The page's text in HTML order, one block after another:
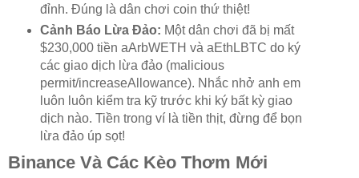
đỉnh. Đúng là dân chơi coin thứ thiệt!
Cảnh Báo Lừa Đảo: Một dân chơi đã bị mất
$230,000 tiền aArbWETH và aEthLBTC do ký
các giao dịch lừa đảo (malicious
permit/increaseAllowance). Nhắc nhở anh em
luôn luôn kiểm tra kỹ trước khi ký bất kỳ giao
dịch nào. Tiền trong ví là tiền thịt, đừng để bọn
lừa đảo úp sọt!
Binance Và Các Kèo Thơm Mới